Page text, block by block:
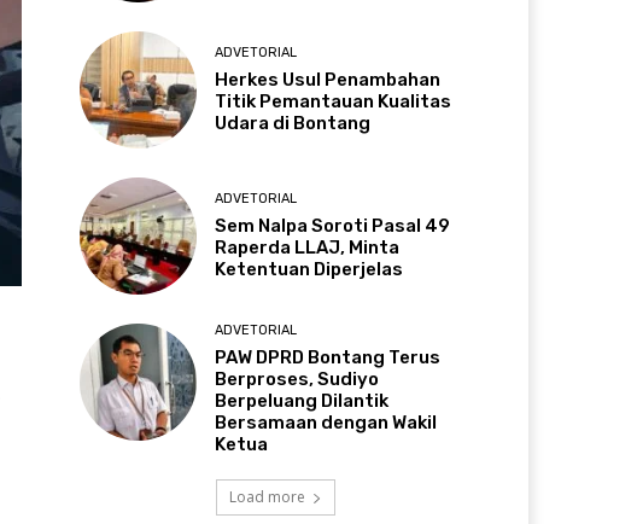
ADVETORIAL
Herkes Usul Penambahan
Titik Pemantauan Kualitas
Udara di Bontang
ADVETORIAL
Sem Nalpa Soroti Pasal 49
Raperda LLAJ, Minta
Ketentuan Diperjelas
ADVETORIAL
PAW DPRD Bontang Terus
Berproses, Sudiyo
Berpeluang Dilantik
Bersamaan dengan Wakil
Ketua
Load more